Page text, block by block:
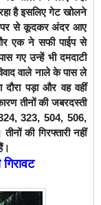
है इसलिए गेट खोलने
उपर से कूदकर अंदर आए
एक ने सफी पाईप से
गए उन्हें भी दमदाटी
वाले नाले के पास ले
पड़ा और वह वहीं
तीनों की जबरदस्ती
323, 504, 506,
की गिरफ्तारी नहीं